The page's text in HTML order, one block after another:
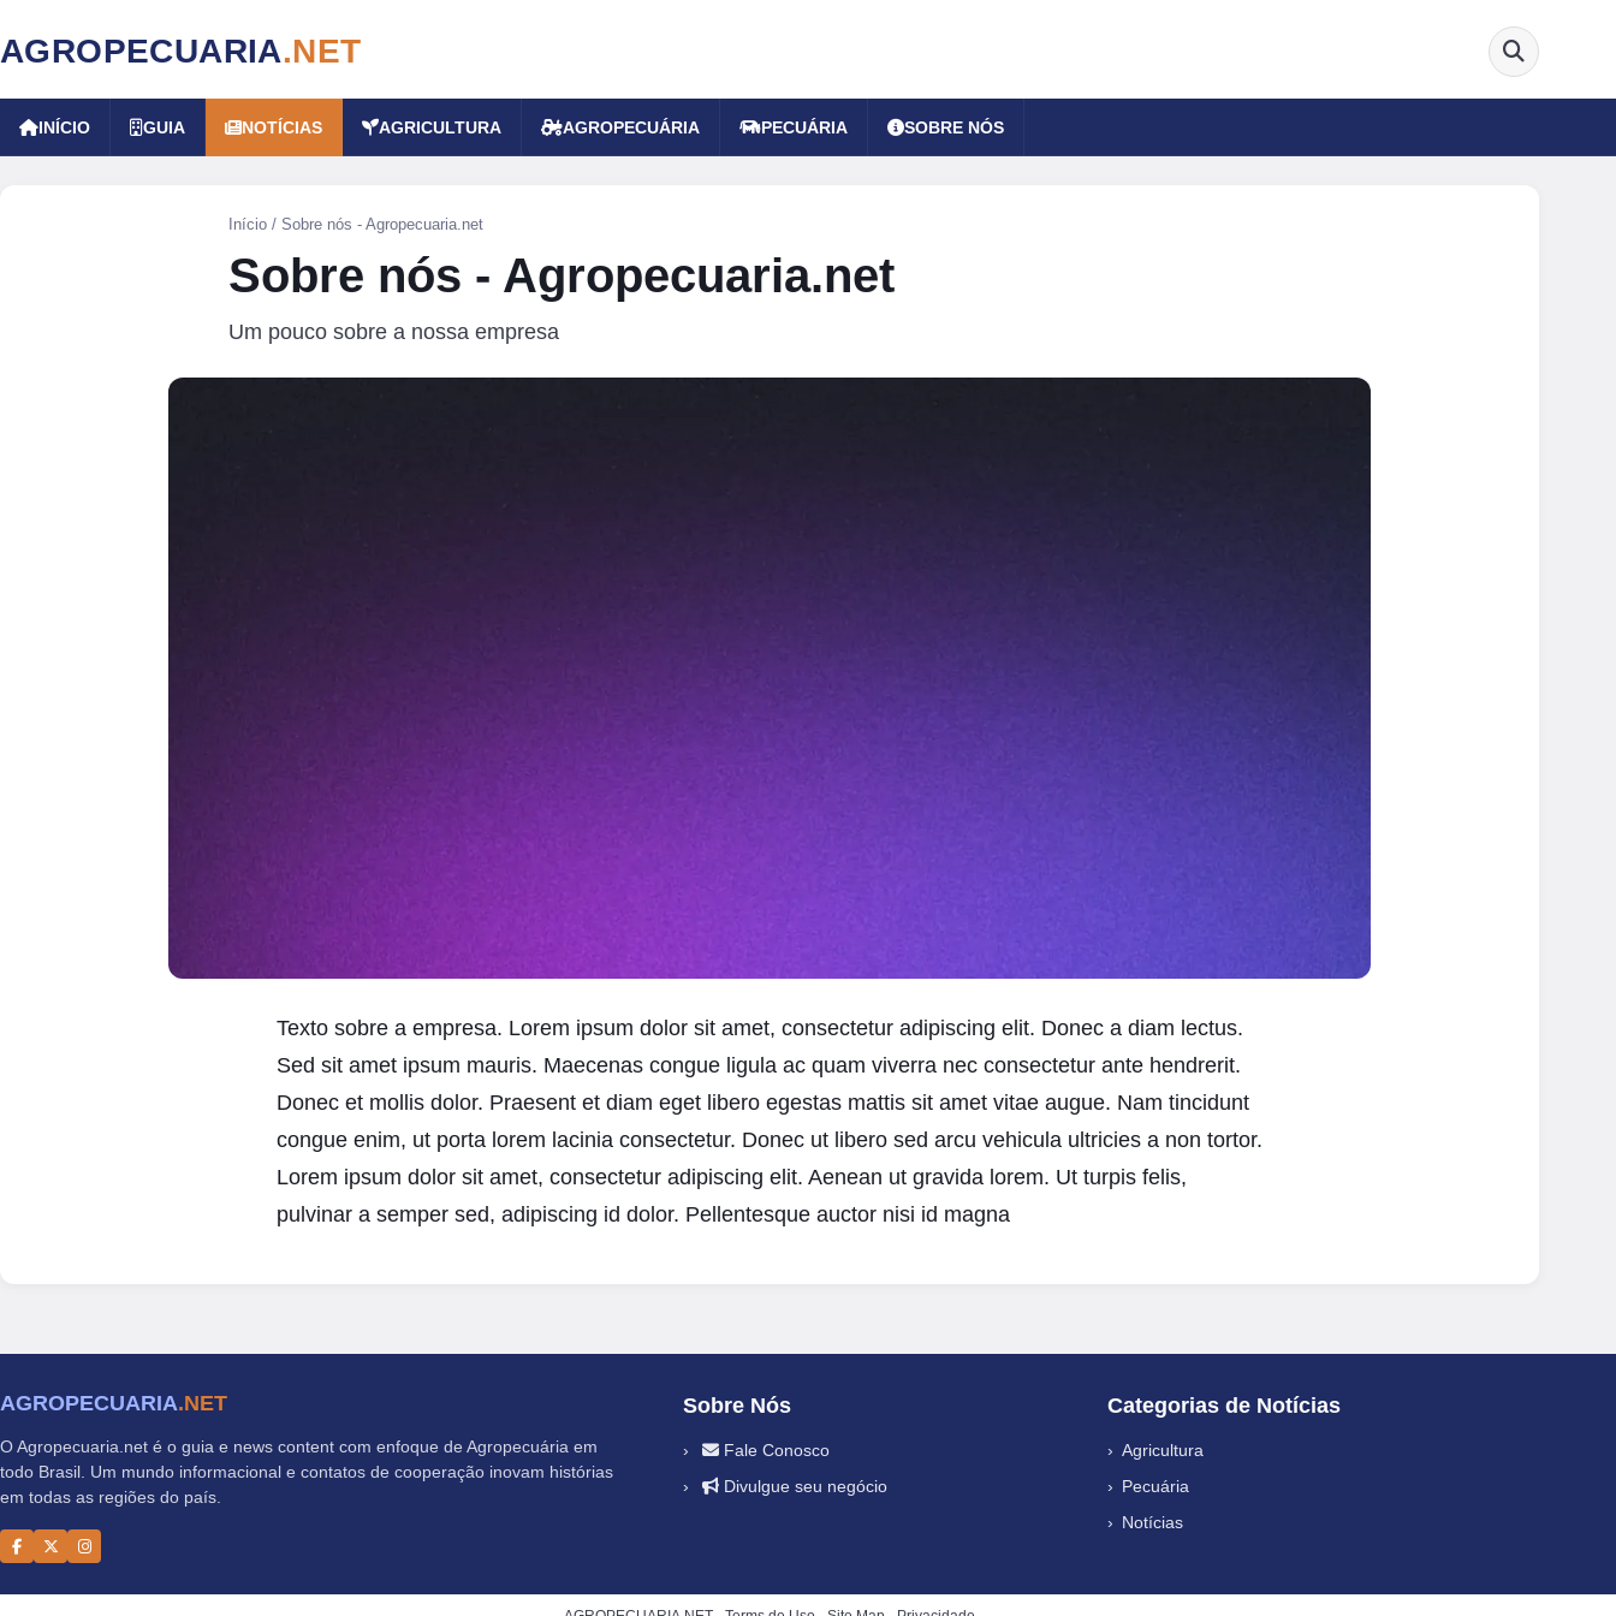
AGROPECUARIA.NET
INÍCIO GUIA NOTÍCIAS AGRICULTURA AGROPECUÁRIA PECUÁRIA SOBRE NÓS
Início / Sobre nós - Agropecuaria.net
Sobre nós - Agropecuaria.net
Um pouco sobre a nossa empresa
Texto sobre a empresa. Lorem ipsum dolor sit amet, consectetur adipiscing elit. Donec a diam lectus.
Sed sit amet ipsum mauris. Maecenas congue ligula ac quam viverra nec consectetur ante hendrerit.
Donec et mollis dolor. Praesent et diam eget libero egestas mattis sit amet vitae augue. Nam tincidunt
congue enim, ut porta lorem lacinia consectetur. Donec ut libero sed arcu vehicula ultricies a non tortor.
Lorem ipsum dolor sit amet, consectetur adipiscing elit. Aenean ut gravida lorem. Ut turpis felis,
pulvinar a semper sed, adipiscing id dolor. Pellentesque auctor nisi id magna
AGROPECUARIA.NET
O Agropecuaria.net é o guia e news content com enfoque de Agropecuária em
todo Brasil. Um mundo informacional e contatos de cooperação inovam histórias
em todas as regiões do país.
Sobre Nós
Fale Conosco
Divulgue seu negócio
Categorias de Notícias
Agricultura
Pecuária
Notícias